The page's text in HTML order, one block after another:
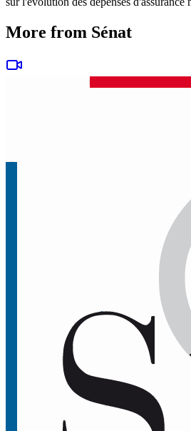
More from Sénat